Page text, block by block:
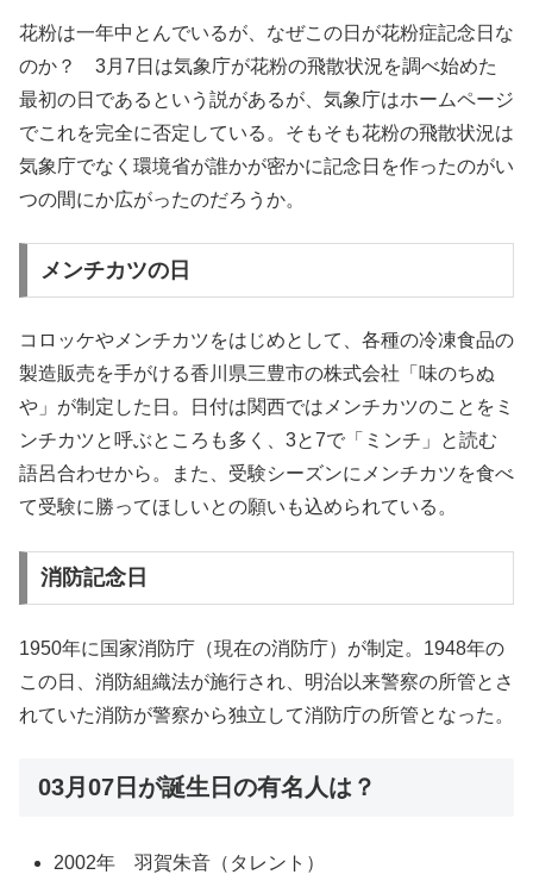
花粉は一年中とんでいるが、なぜこの日が花粉症記念日な
のか？ 3月7日は気象庁が花粉の飛散状況を調べ始めた
最初の日であるという説があるが、気象庁はホームページ
でこれを完全に否定している。そもそも花粉の飛散状況は
気象庁でなく環境省が誰かが密かに記念日を作ったのがい
つの間にか広がったのだろうか。
メンチカツの日
コロッケやメンチカツをはじめとして、各種の冷凍食品の
製造販売を手がける香川県三豊市の株式会社「味のちぬ
や」が制定した日。日付は関西ではメンチカツのことをミ
ンチカツと呼ぶところも多く、3と7で「ミンチ」と読む
語呂合わせから。また、受験シーズンにメンチカツを食べ
て受験に勝ってほしいとの願いも込められている。
消防記念日
1950年に国家消防庁（現在の消防庁）が制定。1948年の
この日、消防組織法が施行され、明治以来警察の所管とさ
れていた消防が警察から独立して消防庁の所管となった。
03月07日が誕生日の有名人は？
2002年 羽賀朱音（タレント）